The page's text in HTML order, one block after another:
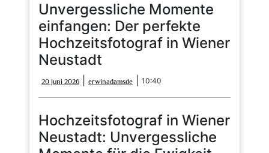
Unvergessliche Momente
einfangen: Der perfekte
Hochzeitsfotograf in Wiener
Neustadt
20 Juni 2026
Juni
2026
erwinadamsde erwinadamsde
10:40
Hochzeitsfotograf in Wiener
Neustadt: Unvergessliche